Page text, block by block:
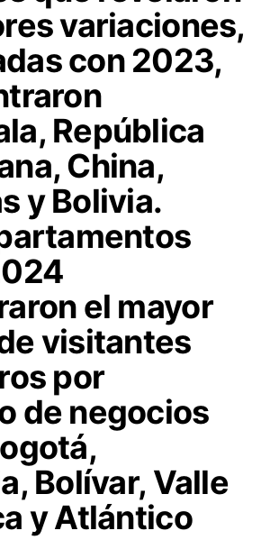
variaciones,
con 2023,
República
China,
y Bolivia.
el mayor
visitantes
por
de negocios
Bolívar, Valle
y Atlántico